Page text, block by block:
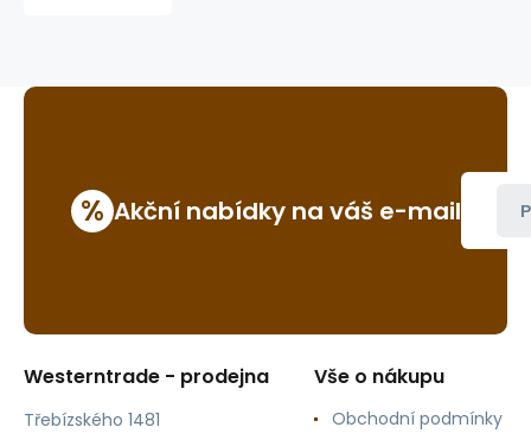
% Akční nabídky na váš e-mail
Westerntrade - prodejna
Třebízského 1481
Vše o nákupu
Obchodní podmínky